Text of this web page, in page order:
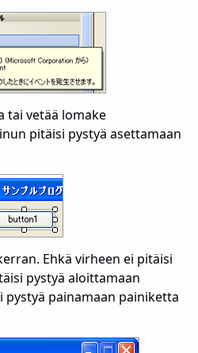
tai vetää lomake
pitäisi pystyä asettamaan
Ehkä virheen ei pitäisi
pystyä aloittamaan
pystyä painamaan painiketta